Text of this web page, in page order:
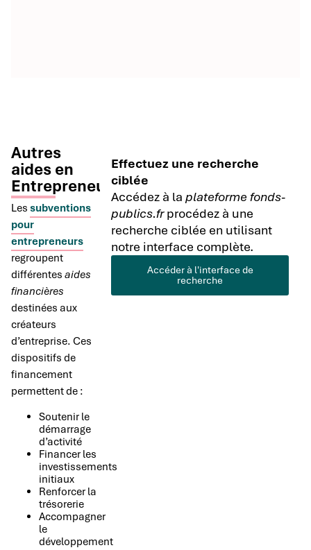
Autres
aides en
Entrepreneuriat
Les subventions
pour
entrepreneurs
regroupent
différentes aides
financières
destinées aux
créateurs
d’entreprise. Ces
dispositifs de
financement
permettent de :
Soutenir le
démarrage
d’activité
Financer les
investissements
initiaux
Renforcer la
trésorerie
Accompagner
le
développement
Effectuez une recherche
ciblée
Accédez à laplateforme fonds-
publics.frprocédez à une
recherche ciblée en utilisant
notre interface complète.
Accéder à l'interface de
recherche